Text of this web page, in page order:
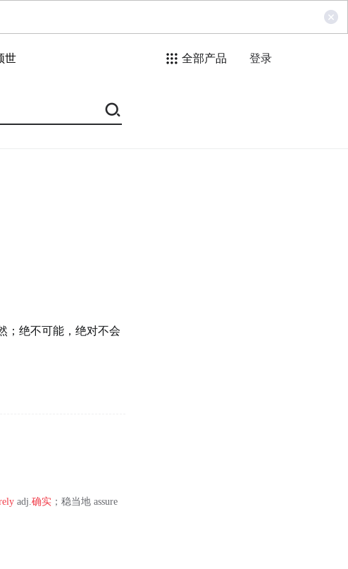
世 全部产品 登录
；绝不可能，绝对不会
adj.确实 ；稳当地 assure